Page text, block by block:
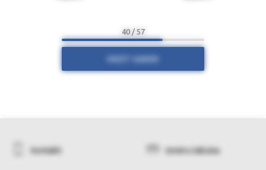
40 / 57
Kontakti Izmēru tabulas